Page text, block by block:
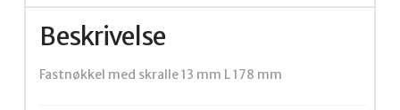
Beskrivelse
Fastnøkkel med skralle 13 mm L 178 mm